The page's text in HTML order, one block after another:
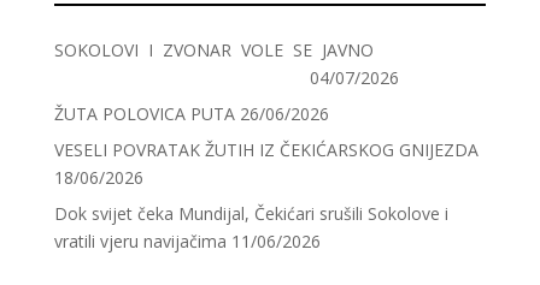
SOKOLOVI I ZVONAR VOLE SE JAVNO
04/07/2026
ŽUTA POLOVICA PUTA 26/06/2026
VESELI POVRATAK ŽUTIH IZ ČEKIĆARSKOG GNIJEZDA
18/06/2026
Dok svijet čeka Mundijal, Čekićari srušili Sokolove i
vratili vjeru navijačima 11/06/2026